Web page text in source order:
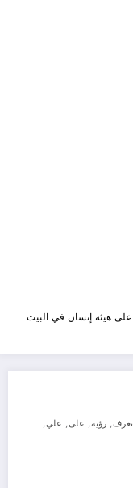
هيئة إنسان في البيت
تعرف, رؤية, على, علي,